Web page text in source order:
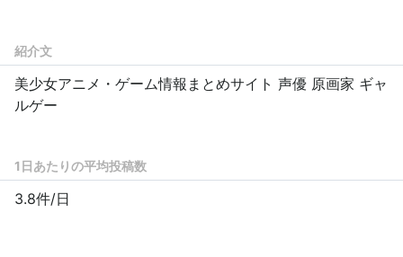
紹介文
美少女アニメ・ゲーム情報まとめサイト 声優 原画家 ギャ
ルゲー
1日あたりの平均投稿数
3.8件/日